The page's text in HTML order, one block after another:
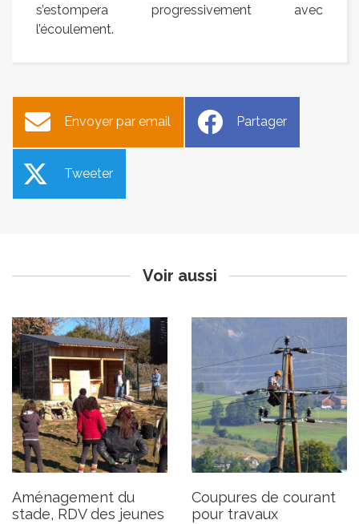
s’estompera progressivement avec
l’écoulement.
Envoyer par email Partager
Tweeter
Voir aussi
Aménagement du
stade, RDV des jeunes
Coupures de courant
pour travaux
Démonstration et initiation
de murs en pierre sèche
Publié le jeudi 16 novembre 2023
Suite et fin de l’accident
d’hélicoptère
Publié le jeudi 16 novembre 2023